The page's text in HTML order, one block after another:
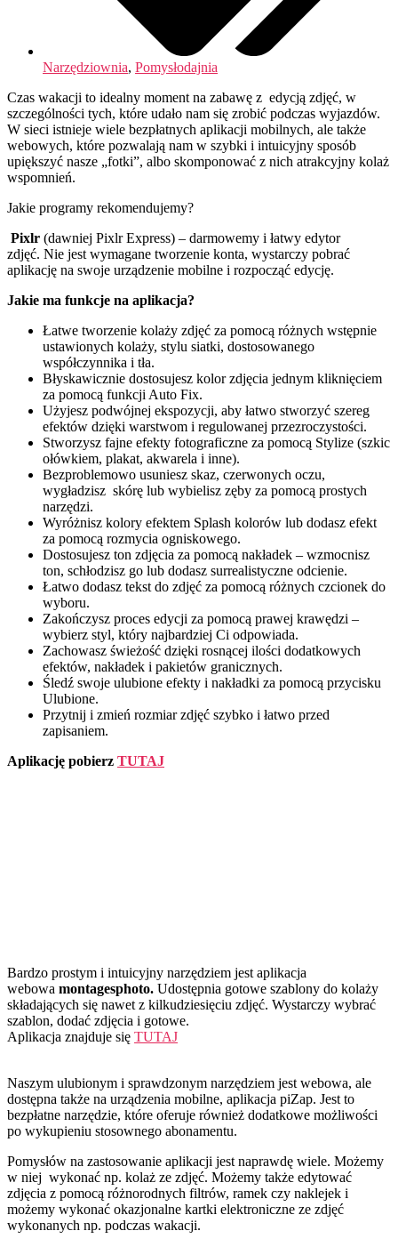
Narzędziownia, Pomysłodajnia
Czas wakacji to idealny moment na zabawę z edycją zdjęć, w
szczególności tych, które udało nam się zrobić podczas wyjazdów.
W sieci istnieje wiele bezpłatnych aplikacji mobilnych, ale także
webowych, które pozwalają nam w szybki i intuicyjny sposób
upiększyć nasze „fotki”, albo skomponować z nich atrakcyjny kolaż
wspomnień.
Jakie programy rekomendujemy?
Pixlr (dawniej Pixlr Express) – darmowemy i łatwy edytor
zdjęć. Nie jest wymagane tworzenie konta, wystarczy pobrać
aplikację na swoje urządzenie mobilne i rozpocząć edycję.
Jakie ma funkcje na aplikacja?
Łatwe tworzenie kolaży zdjęć za pomocą różnych wstępnie
ustawionych kolaży, stylu siatki, dostosowanego
współczynnika i tła.
Błyskawicznie dostosujesz kolor zdjęcia jednym kliknięciem
za pomocą funkcji Auto Fix.
Użyjesz podwójnej ekspozycji, aby łatwo stworzyć szereg
efektów dzięki warstwom i regulowanej przezroczystości.
Stworzysz fajne efekty fotograficzne za pomocą Stylize (szkic
ołówkiem, plakat, akwarela i inne).
Bezproblemowo usuniesz skaz, czerwonych oczu,
wygładzisz skórę lub wybielisz zęby za pomocą prostych
narzędzi.
Wyróżnisz kolory efektem Splash kolorów lub dodasz efekt
za pomocą rozmycia ogniskowego.
Dostosujesz ton zdjęcia za pomocą nakładek – wzmocnisz
ton, schłodzisz go lub dodasz surrealistyczne odcienie.
Łatwo dodasz tekst do zdjęć za pomocą różnych czcionek do
wyboru.
Zakończysz proces edycji za pomocą prawej krawędzi –
wybierz styl, który najbardziej Ci odpowiada.
Zachowasz świeżość dzięki rosnącej ilości dodatkowych
efektów, nakładek i pakietów granicznych.
Śledź swoje ulubione efekty i nakładki za pomocą przycisku
Ulubione.
Przytnij i zmień rozmiar zdjęć szybko i łatwo przed
zapisaniem.
Aplikację pobierz TUTAJ
Bardzo prostym i intuicyjny narzędziem jest aplikacja
webowa montagesphoto. Udostępnia gotowe szablony do kolaży
składających się nawet z kilkudziesięciu zdjęć. Wystarczy wybrać
szablon, dodać zdjęcia i gotowe.
Aplikacja znajduje się TUTAJ
Naszym ulubionym i sprawdzonym narzędziem jest webowa, ale
dostępna także na urządzenia mobilne, aplikacja piZap. Jest to
bezpłatne narzędzie, które oferuje również dodatkowe możliwości
po wykupieniu stosownego abonamentu.
Pomysłów na zastosowanie aplikacji jest naprawdę wiele. Możemy
w niej wykonać np. kolaż ze zdjęć. Możemy także edytować
zdjęcia z pomocą różnorodnych filtrów, ramek czy naklejek i
możemy wykonać okazjonalne kartki elektroniczne ze zdjęć
wykonanych np. podczas wakacji.